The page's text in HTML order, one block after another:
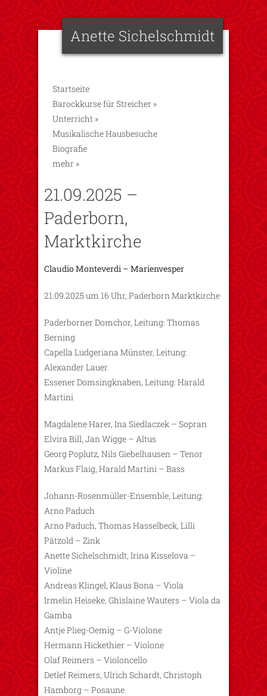
Anette Sichelschmidt
Startseite
Barockkurse für Streicher »
Unterricht »
Musikalische Hausbesuche
Biografie
mehr »
21.09.2025 –
Paderborn,
Marktkirche
Claudio Monteverdi – Marienvesper
21.09.2025 um 16 Uhr, Paderborn Marktkirche
Paderborner Domchor, Leitung: Thomas
Berning
Capella Ludgeriana Münster, Leitung:
Alexander Lauer
Essener Domsingknaben, Leitung: Harald
Martini
Magdalene Harer, Ina Siedlaczek – Sopran
Elvira Bill, Jan Wigge – Altus
Georg Poplutz, Nils Giebelhausen – Tenor
Markus Flaig, Harald Martini – Bass
Johann-Rosenmüller-Ensemble, Leitung:
Arno Paduch
Arno Paduch, Thomas Hasselbeck, Lilli
Pätzold – Zink
Anette Sichelschmidt, Irina Kisselova –
Violine
Andreas Klingel, Klaus Bona – Viola
Irmelin Heiseke, Ghislaine Wauters – Viola da
Gamba
Antje Plieg-Oemig – G-Violone
Hermann Hickethier – Violone
Olaf Reimers – Violoncello
Detlef Reimers, Ulrich Schardt, Christoph
Hamborg – Posaune